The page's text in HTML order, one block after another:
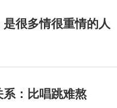
很多情很重情的人
：比唱跳难熬